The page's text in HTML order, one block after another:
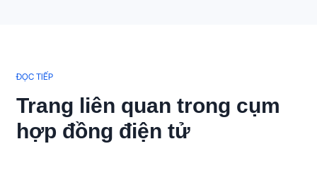
ĐỌC TIẾP
Trang liên quan trong cụm
hợp đồng điện tử